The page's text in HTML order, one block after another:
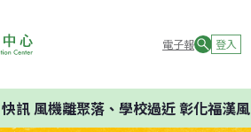
電子報 登入
快訊風機離聚落、學校過近 彰化福漢風